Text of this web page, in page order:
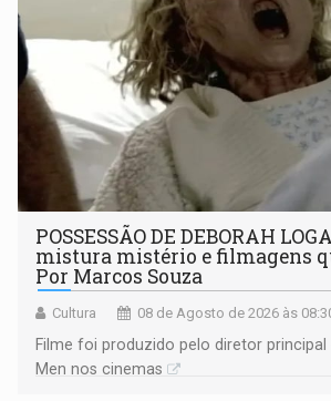
POSSESSÃO DE DEBORAH
mistura mistério e filmagens
Por Marcos Souza
Cultura 08 de Agosto de 2026 às
Filme foi produzido pelo diretor principal
Men nos cinemas